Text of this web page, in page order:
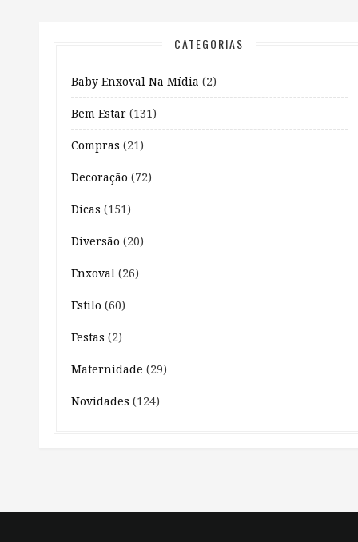
CATEGORIAS
Baby Enxoval Na Mídia (2)
Bem Estar (131)
Compras (21)
Decoração (72)
Dicas (151)
Diversão (20)
Enxoval (26)
Estilo (60)
Festas (2)
Maternidade (29)
Novidades (124)